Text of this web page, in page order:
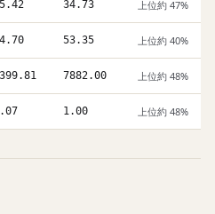
34.73 上位約 47%
53.35 上位約 40%
7882.00 上位約 48%
1.00 上位約 48%